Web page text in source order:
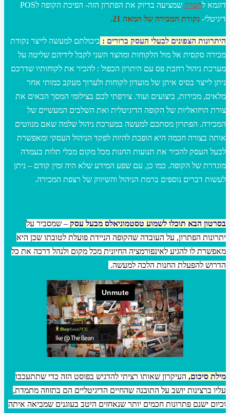
דוגמא לחברה
שמציעה בדיוק את הפתרון הזה- הפיכת הקופה לPOS
דיגיטלי- נקודת המכירה של המאה 21.
היתרונות הצפונים לבעלי העסק ברורים : ביכולתם למעשה לייצר נקודת
מכירה סקסית אל מול הלקוחות ומהצד השני לקבל לידיהם שליטה על
מערכת ניהול רחבת פס עם היתרון הכפול : להכיר את לקוחותיו שדרכם
ניתן לייצר בסיס איתן של מועדון לקוחות ולערוך מעקב כמותי אחר
מלאים, מכירות, ביצועים ועוד. צירפתי לכם בצילומי המסך הבאים את
צורת הויזואליוּת של הקופה הדיגיטלית ואת השלבים המעשיים של
המכירה. הפתרון מסתכם למעשה במערכת ניהול שלמה שאם מנווטים
אותה בצורה חכמה היא הופכת להיות לפקד הניהול העסקי ומאפשרת
לבעל העסק להכיר את תנועות החנות מכל מקום מבלי תלות בעמדה
מוגדרת של הקופה. כמו כן, עם שפע המידע שלא היה זמין קודם – ניתן
לעשות דברים נוספים ברמת הניהול והשיווק של רצפת המכירה.
בסרטון הבא תוכלו לשמוע טסטמוניאלס מבעל עסק – שמסביר על
יתרונות הפתרון, על העובדה שהקופה הניידת פועלת לטובתו שכן היא
מאפשרת לו להגיע לאינפורמציה החיונית מכל מקום ולנהל דרכה את כל
הדרוש להפעלת החנות הלכה למעשה.
מילת סיכום, העיקרון שאותו רציתי להדגיש בפוסט הזה כדי שתתעכבו
עליו ברצינות יושב על התובנה שהחיים הדיגיטליים הם בתזוזה מתמדת,
וכיום ישנם פתרונות חכמים יותר שנאחזים היטב בעוגנים שמביאה איתה